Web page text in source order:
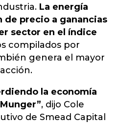
La energía
de precio a ganancias
sector en el índice
compilados por
genera el mayor
la economía
, dijo Cole
de Smead Capital